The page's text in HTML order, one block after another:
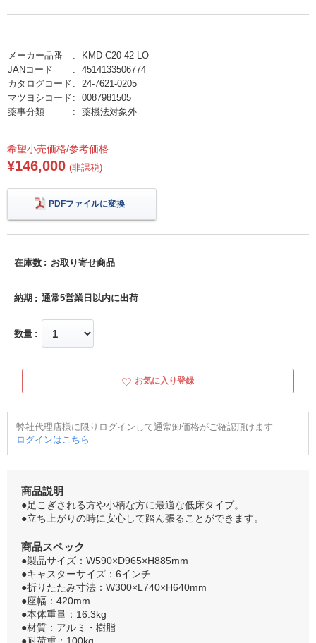
メーカー品番
KMD-C20-42-LO
JANコード
4514133506774
カタログコード
24-7621-0205
マツヨシコード
0087981505
薬事分類
薬機法対象外
希望小売価格/参考価格
¥146,000 (非課税)
PDFファイルに変換
在庫数 お取り寄せ商品
納期 通常5営業日以内に出荷
数量
お気に入り登録
弊社代理店様に限りログインして通常卸価格がご確認頂けます
ログインはこちら
商品説明
●足こぎされる方や小柄な方に最適な低床タイプ。
●立ち上がりの時に安心して踏ん張ることができます。
商品スペック
●製品サイズ：W590×D965×H885mm
●キャスターサイズ：6インチ
●折りたたみ寸法：W300×L740×H640mm
●座幅：420mm
●本体重量：16.3kg
●材質：アルミ・樹脂